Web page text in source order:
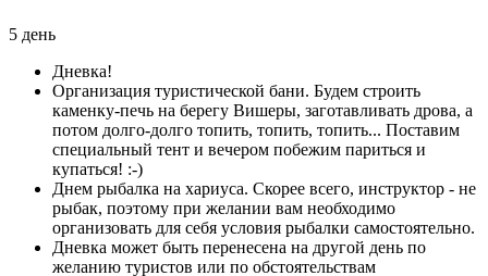
5 день
Дневка!
Организация туристической бани. Будем строить
каменку-печь на берегу Вишеры, заготавливать дрова, а
потом долго-долго топить, топить, топить... Поставим
специальный тент и вечером побежим париться и
купаться! :-)
Днем рыбалка на хариуса. Скорее всего, инструктор - не
рыбак, поэтому при желании вам необходимо
организовать для себя условия рыбалки самостоятельно.
Дневка может быть перенесена на другой день по
желанию туристов или по обстоятельствам